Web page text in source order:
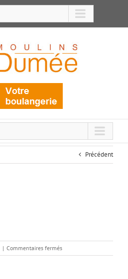
Précédent
| Commentaires ferméssur
FicheCereales